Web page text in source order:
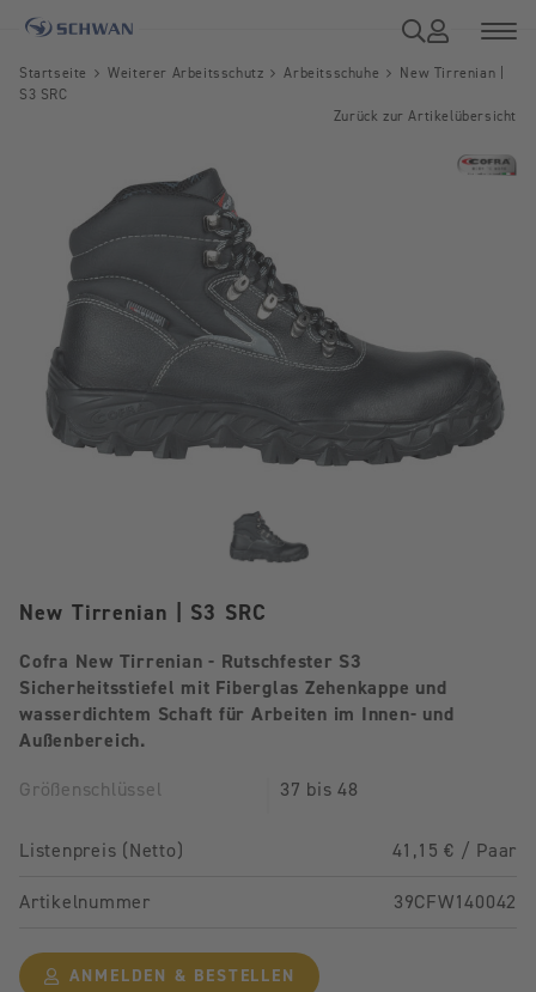
Startseite Weiterer Arbeitsschutz Arbeitsschuhe
New Tirrenian |
S3 SRC
Zurück zur Artikelübersicht
New Tirrenian | S3 SRC
Cofra New Tirrenian - Rutschfester S3
Sicherheitsstiefel mit Fiberglas Zehenkappe und
wasserdichtem Schaft für Arbeiten im Innen- und
Außenbereich.
Größenschlüssel 37 bis 48
Listenpreis (Netto) 41,15 € / Paar
Artikelnummer 39CFW140042
ANMELDEN & BESTELLEN